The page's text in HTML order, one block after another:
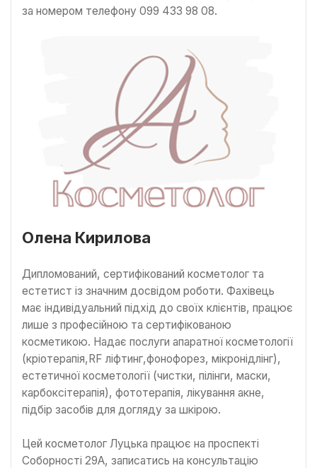
за номером телефону 099 433 98 08.
Олена Кирилова
Дипломований, сертифікований косметолог та
естетист із значним досвідом роботи. Фахівець
має індивідуальний підхід до своїх клієнтів, працює
лише з професійною та сертифікованою
косметикою. Надає послуги апаратної косметології
(кріотерапія,RF ліфтинг,фонофорез, мікронідлінг),
естетичної косметології (чистки, пілінги, маски,
карбоксітерапія), фототерапія, лікування акне,
підбір засобів для догляду за шкірою.
Цей косметолог Луцька працює на проспекті
Соборності 29А, записатись на консультацію